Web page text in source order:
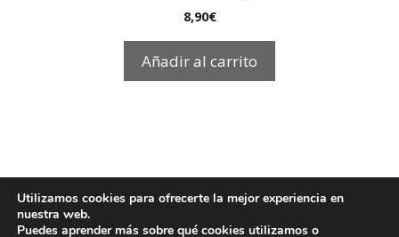
8,90€
Añadir al carrito
© 2026 EcoBioFoc
Utilizamos cookies para ofrecerte la mejor experiencia en
nuestra web.
Puedes aprender más sobre qué cookies utilizamos o